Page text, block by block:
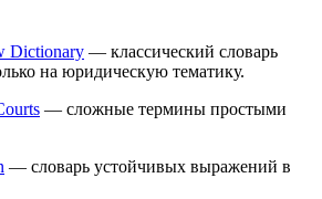
Dictionary — классический словарь
на юридическую тематику.
— сложные термины простыми
— словарь устойчивых выражений в